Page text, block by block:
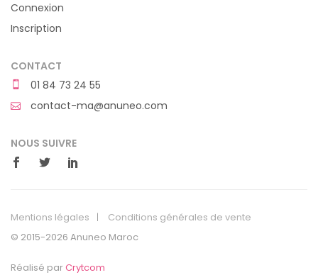
Connexion
Inscription
CONTACT
01 84 73 24 55
contact-ma@anuneo.com
NOUS SUIVRE
Mentions légales
Conditions générales de vente
© 2015-2026 Anuneo Maroc
Réalisé parCrytcom